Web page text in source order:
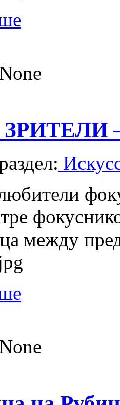
между